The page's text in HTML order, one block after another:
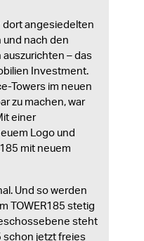
dort angesiedelten
nach den
– das
Investment.
Towers im neuen
zu machen, war
einer
Logo und
mit neuem
Und so werden
TOWER185 stetig
steht
schon jetzt freies